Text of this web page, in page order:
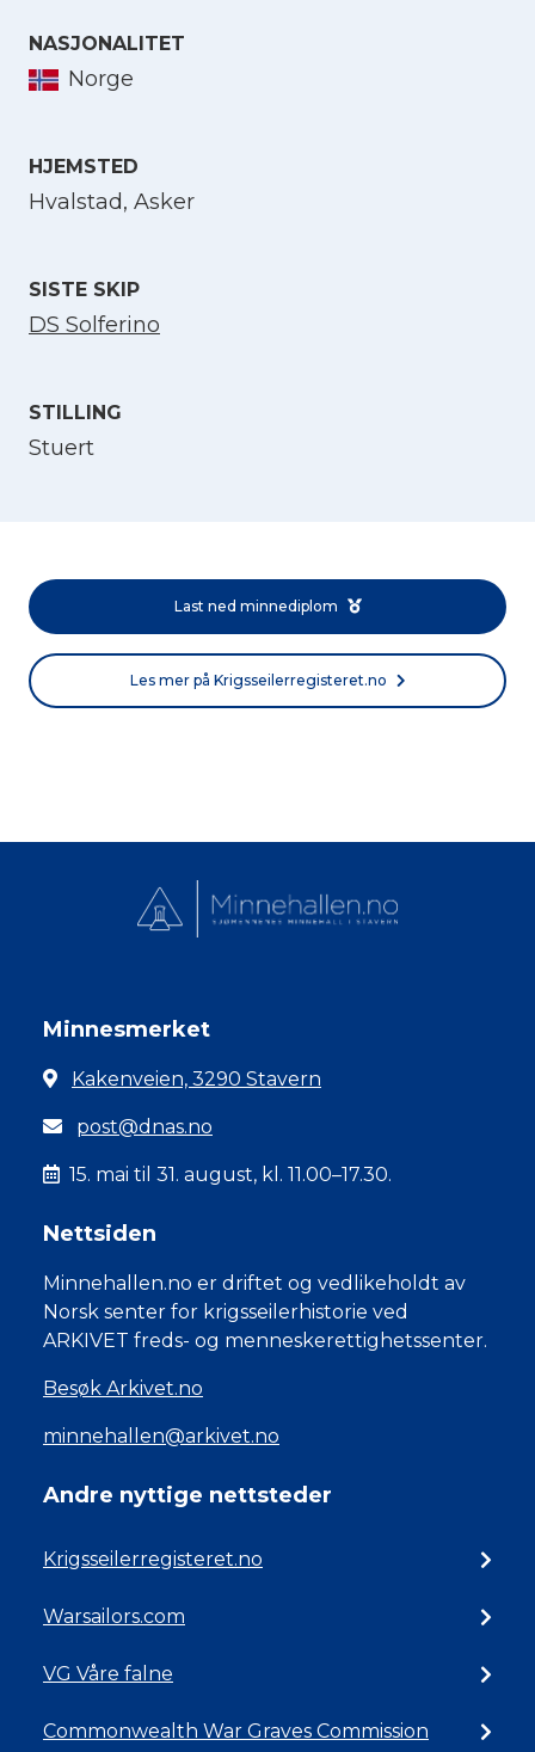
NASJONALITET
Norge
HJEMSTED
Hvalstad, Asker
SISTE SKIP
DS Solferino
STILLING
Stuert
Last ned minnediplom
Les mer på Krigsseilerregisteret.no
Minnesmerket
Kakenveien, 3290 Stavern
post@dnas.no
15. mai til 31. august, kl. 11.00–17.30.
Nettsiden
Minnehallen.no er driftet og vedlikeholdt av
Norsk senter for krigsseilerhistorie ved
ARKIVET freds- og menneskerettighetssenter.
Besøk Arkivet.no
minnehallen@arkivet.no
Andre nyttige nettsteder
Krigsseilerregisteret.no
Warsailors.com
VG Våre falne
Commonwealth War Graves Commission
Velg språk
Norsk bokmål